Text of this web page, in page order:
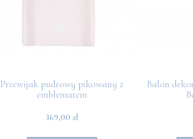
Przewijak pudrowy pikowany z
emblematem
369,00 zł
Balon